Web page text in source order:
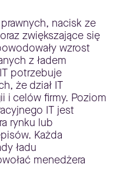
nacisk ze
zwiększające się
wzrost
z ładem
potrzebuje
że dział IT
i celów firmy. Poziom
IT jest
rynku lub
Każda
ładu
menedżera